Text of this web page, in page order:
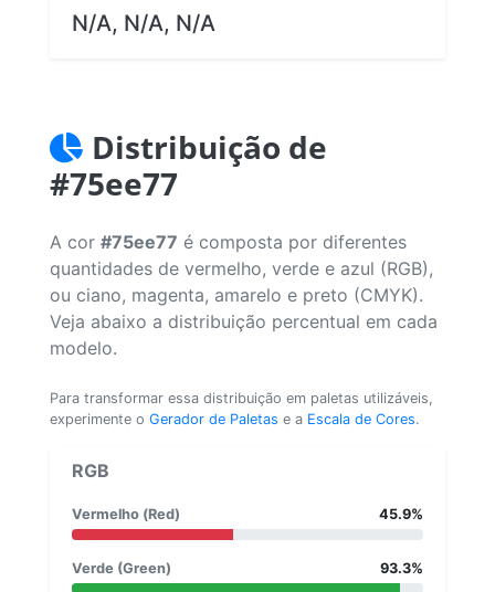
N/A, N/A, N/A
Distribuição de
#75ee77
A cor #75ee77 é composta por diferentes
quantidades de vermelho, verde e azul (RGB),
ou ciano, magenta, amarelo e preto (CMYK).
Veja abaixo a distribuição percentual em cada
modelo.
Para transformar essa distribuição em paletas utilizáveis,
experimente o Gerador de Paletas e a Escala de Cores.
RGB
Vermelho (Red) 45.9%
Verde (Green) 93.3%